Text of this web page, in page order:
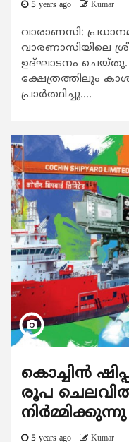
5 years ago Kumar
വാരാണസി:
വാരണാസിയിലെ
ഉദ്ഘാടനം ചെയ്തു.
ക്ഷേത്രത്തിലും
പ്രാര്‍ത്ഥിച്ചു....
കൊച്ചിന്‍
രൂപ
നിര്‍മ്മിക്കുന്നു
5 years ago Kumar